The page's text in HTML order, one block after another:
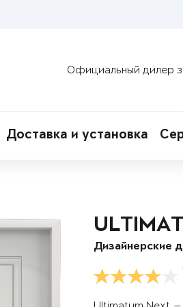
Официальный дилер
Доставка и установка
Дизайнерские